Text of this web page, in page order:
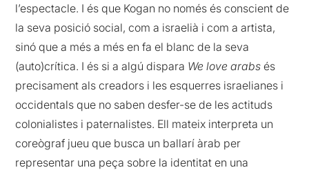
l’espectacle. I és que Kogan no només és conscient de
la seva posició social, com a israelià i com a artista,
sinó que a més a més en fa el blanc de la seva
(auto)crítica. I és si a algú dispara We love arabs és
precisament als creadors i les esquerres israelianes i
occidentals que no saben desfer-se de les actituds
colonialistes i paternalistes. Ell mateix interpreta un
coreògraf jueu que busca un ballarí àrab per
representar una peça sobre la identitat en una